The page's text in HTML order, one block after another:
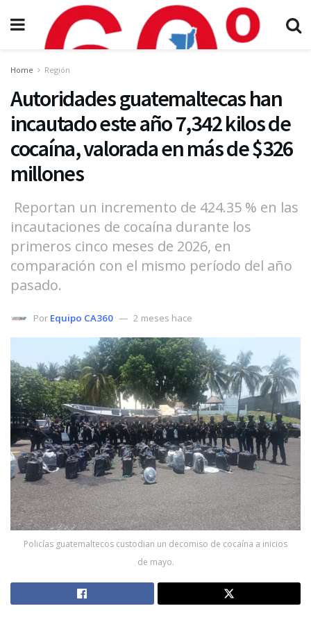
Home Región
Autoridades guatemaltecas han
incautado este año 7,342 kilos de
cocaína, valorada en más de $326
millones
Reportan un incremento de 424.35 % en las
incautaciones de cocaína durante los
primeros cinco meses de 2026, en
comparación con el mismo período del año
pasado.
Por Equipo CA360 2 meses hace
Policías guatemaltecos custodian un decomiso de cocaína a inicios
de mayo.